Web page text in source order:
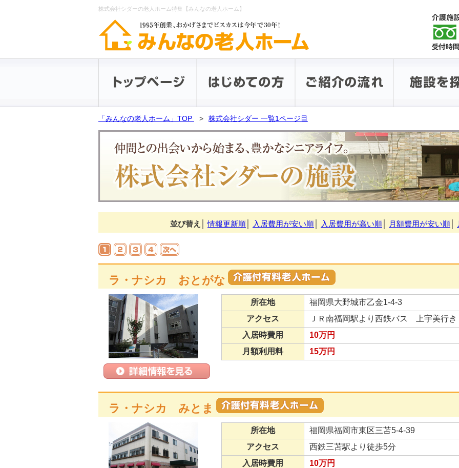
株式会社シダーの老人ホーム特集【みんなの老人ホーム】
「みんなの老人ホーム」TOP 株式会社シダー 一覧1ページ目
並び替え │情報更新順 入居費用が安い順 入居費用が高い順 月額費用が安い順
ラ・ナシカ おとがな
所在地
福岡県大野城市乙金1-4-3
アクセス
ＪＲ南福岡駅より西鉄バス 上宇美行
入居時費用
10万円
月額利用料
15万円
ラ・ナシカ みとま
所在地
福岡県福岡市東区三苫5-4-39
アクセス
西鉄三苫駅より徒歩5分
入居時費用
10万円